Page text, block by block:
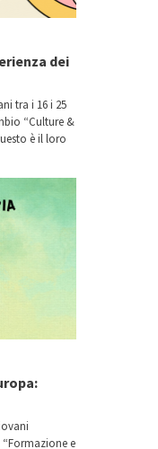
dei
tra i 16 i 25
“Culture &
è il loro
e